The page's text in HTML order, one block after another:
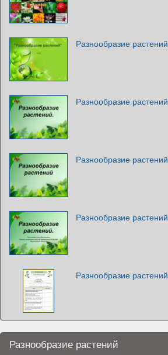
Разнообразие растений
Разнообразие растений
Разнообразие растений
Разнообразие растений
Разнообразие растений
Разнообразие растений